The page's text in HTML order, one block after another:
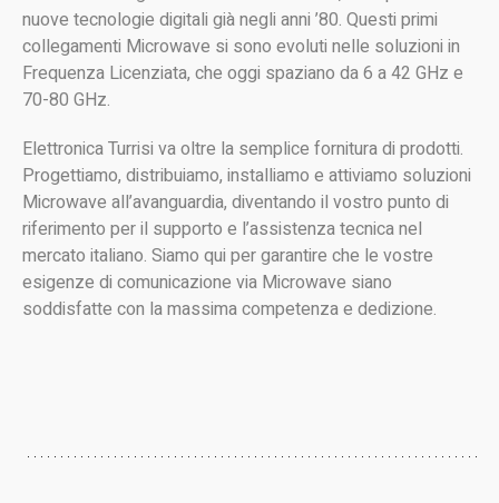
nuove tecnologie digitali già negli anni ’80. Questi primi
collegamenti Microwave si sono evoluti nelle soluzioni in
Frequenza Licenziata, che oggi spaziano da 6 a 42 GHz e
70-80 GHz.
Elettronica Turrisi va oltre la semplice fornitura di prodotti.
Progettiamo, distribuiamo, installiamo e attiviamo soluzioni
Microwave all’avanguardia, diventando il vostro punto di
riferimento per il supporto e l’assistenza tecnica nel
mercato italiano. Siamo qui per garantire che le vostre
esigenze di comunicazione via Microwave siano
soddisfatte con la massima competenza e dedizione.